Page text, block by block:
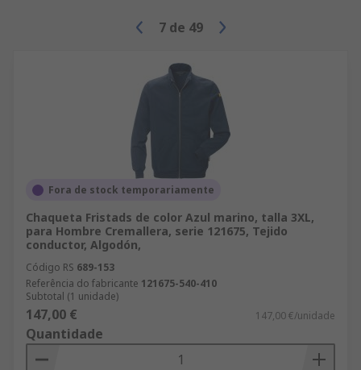
7 de 49
Fora de stock temporariamente
Chaqueta Fristads de color Azul marino, talla 3XL,
para Hombre Cremallera, serie 121675, Tejido
conductor, Algodón,
Código RS 689-153
Referência do fabricante 121675-540-410
Subtotal (1 unidade)
147,00 € 147,00 €/unidade
Quantidade